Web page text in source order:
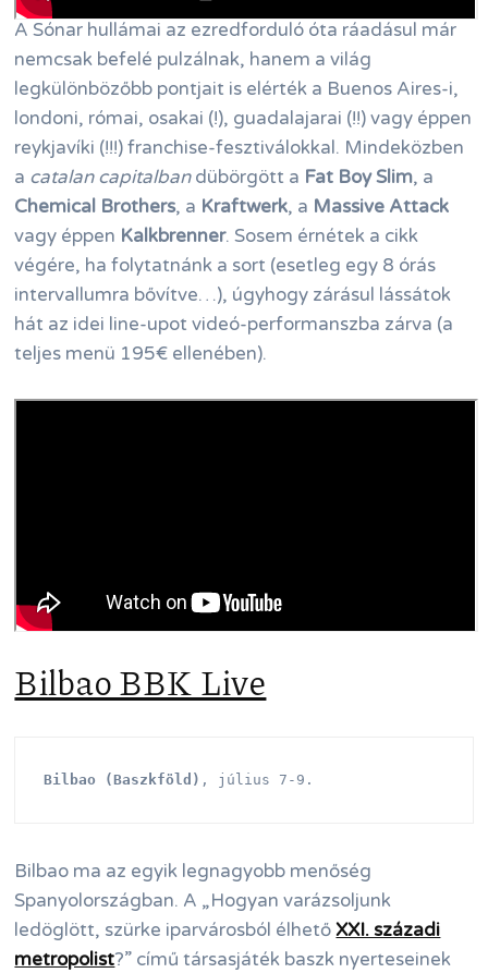
A Sónar hullámai az ezredforduló óta ráadásul már
nemcsak befelé pulzálnak, hanem a világ
legkülönbözőbb pontjait is elérték a Buenos Aires-i,
londoni, római, osakai (!), guadalajarai (!!) vagy éppen
reykjavíki (!!!) franchise-fesztiválokkal. Mindeközben
a catalan capitalbandübörgött a Fat Boy Slim, a
Chemical Brothers, a Kraftwerk, a Massive Attack
vagy éppen Kalkbrenner. Sosem érnétek a cikk
végére, ha folytatnánk a sort (esetleg egy 8 órás
intervallumra bővítve…), úgyhogy zárásul lássátok
hát az idei line-upot videó-performanszba zárva (a
teljes menü 195€ ellenében).
Bilbao BBK Live
Bilbao (Baszkföld) , július 7-9.
Bilbao ma az egyik legnagyobb menőség
Spanyolországban. A „Hogyan varázsoljunk
ledöglött, szürke iparvárosból élhetőXXI. századi
metropolist?” című társasjáték baszk nyerteseinek